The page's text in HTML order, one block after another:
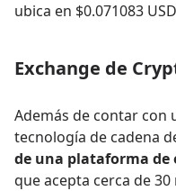
ubica en $0.071083
Exchange de
Además de contar con
tecnología de cadena
de una plataforma de
que acepta cerca de